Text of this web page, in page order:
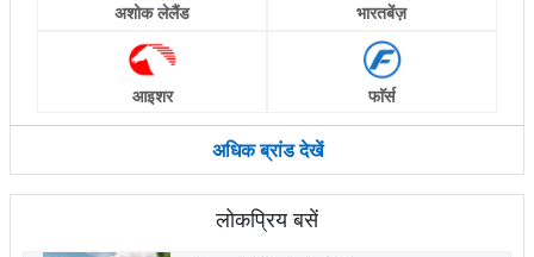
अशोक लेलैंड भारतबेंज़
आइशर फाॅर्स
अधिक ब्रांड देखें
लोकप्रिय बसें